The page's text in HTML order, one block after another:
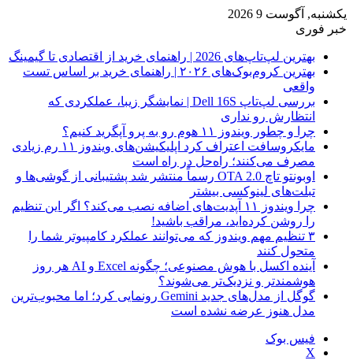
یکشنبه, آگوست 9 2026
خبر فوری
بهترین لپ‌تاپ‌های 2026 | راهنمای خرید از اقتصادی تا گیمینگ
بهترین کروم‌بوک‌های ۲۰۲۶ | راهنمای خرید بر اساس تست
واقعی
بررسی لپ‌تاپ Dell 16S | نمایشگر زیبا، عملکردی که
انتظارش رو نداری
چرا و چطور ویندوز ۱۱ هوم رو به پرو آپگرید کنیم؟
مایکروسافت اعتراف کرد اپلیکیشن‌های ویندوز ۱۱ رم زیادی
مصرف می‌کنند؛ راه‌حل در راه است
اوبونتو تاچ OTA 2.0 رسماً منتشر شد پشتیبانی از گوشی‌ها و
تبلت‌های لینوکسی بیشتر
چرا ویندوز ۱۱ آپدیت‌های اضافه نصب می‌کند؟ اگر این تنظیم
را روشن کرده‌اید، مراقب باشید!
۳ تنظیم مهم ویندوز که می‌توانند عملکرد کامپیوتر شما را
متحول کنند
آینده اکسل با هوش مصنوعی؛ چگونه Excel و AI هر روز
هوشمندتر و نزدیک‌تر می‌شوند؟
گوگل از مدل‌های جدید Gemini رونمایی کرد؛ اما محبوب‌ترین
مدل هنوز عرضه نشده است
فیس بوک
X